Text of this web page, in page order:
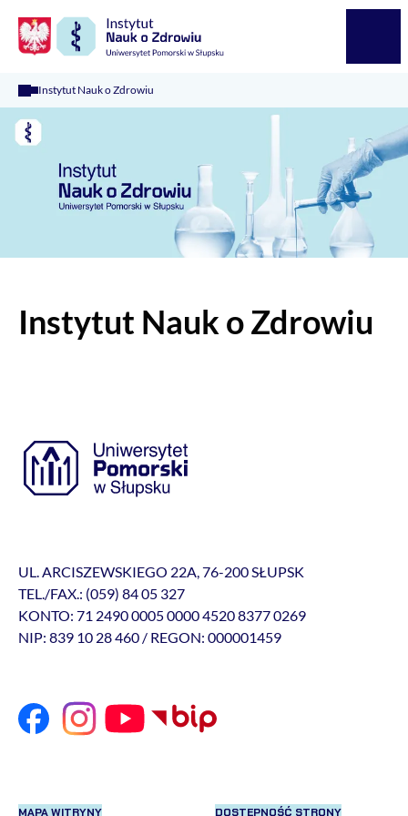
Instytut Nauk o Zdrowiu
Instytut Nauk o Zdrowiu
UL. ARCISZEWSKIEGO 22A, 76-200 SŁUPSK
TEL./FAX.: (059) 84 05 327
KONTO: 71 2490 0005 0000 4520 8377 0269
NIP: 839 10 28 460 / REGON: 000001459
MAPA WITRYNY DOSTĘPNOŚĆ STRONY